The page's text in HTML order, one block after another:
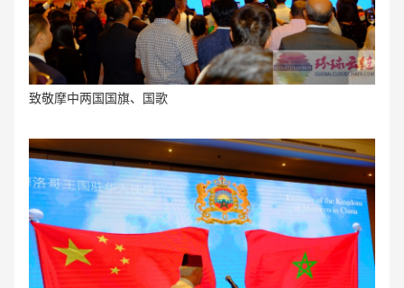
致敬摩中两国国旗、国歌